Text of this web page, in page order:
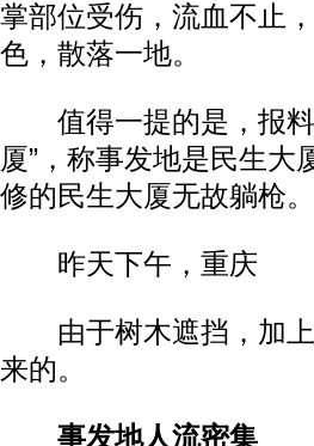
掌部位受伤，流血不止
色，散落一地。
值得一提的是，报料
厦”，称事发地是民生
修的民生大厦无故躺枪。
昨天下午，重庆
由于树木遮挡，加上
来的。
事发地人流密集